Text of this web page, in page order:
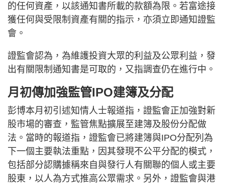
的任何資產，以該通知書所載的款額為限。若富途接
獲任何與受限制資產有關的指示，亦須立即通知證監
會。
證監會認為，為維護投資大眾的利益及公眾利益，發
出有關限制通知書是可取的，又指調查仍在進行中。
月初傳加強監管IPO建簿及分配
彭博本月初引述知情人士報道指，證監會正加強對新
股市場的審查，監管焦點擴展至建簿及股份分配做
法。當時的報道指，證監會已將建簿與IPO分配列為
下一個主要執法重點，因其發現不公平分配的模式，
包括部分認購據稱來自與發行人有關聯的個人或主要
股東，以人為方式推高公眾需求。另外，證監會與港